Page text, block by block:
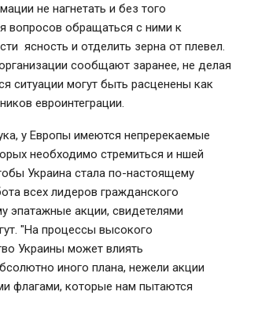
не нагнетать и без того
вопросов обращаться с ними к
ясность и отделить зерна от плевел.
сообщают заранее, не делая
ситуации могут быть расценены как
евроинтеграции.
у Европы имеются непререкаемые
необходимо стремиться и ншей
Украина стала по-настоящему
всех лидеров гражданского
эпатажные акции, свидетелями
"На процессы высокого
Украины может влиять
иного плана, нежели акции
флагами, которые нам пытаются